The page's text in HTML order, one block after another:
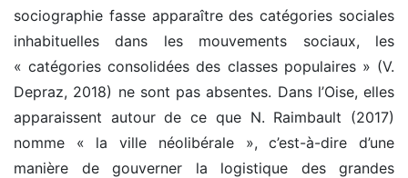
sociographie fasse apparaître des catégories sociales
inhabituelles dans les mouvements sociaux, les
« catégories consolidées des classes populaires » (V.
Depraz, 2018) ne sont pas absentes. Dans l’Oise, elles
apparaissent autour de ce que N. Raimbault (2017)
nomme « la ville néolibérale », c’est-à-dire d’une
manière de gouverner la logistique des grandes